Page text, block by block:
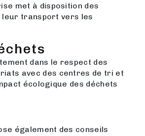
met à disposition des
transport vers les
dans le respect des
avec des centres de tri et
écologique des déchets
également des conseils